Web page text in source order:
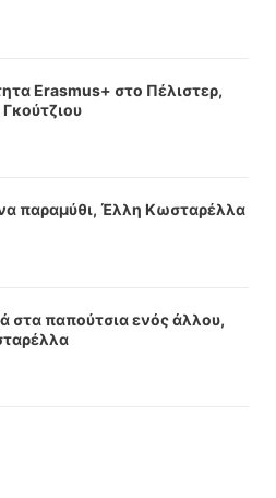
Erasmus+ στο Πέλιστερ,
παραμύθι, Έλλη Κωσταρέλλα
στα παπούτσια ενός άλλου,